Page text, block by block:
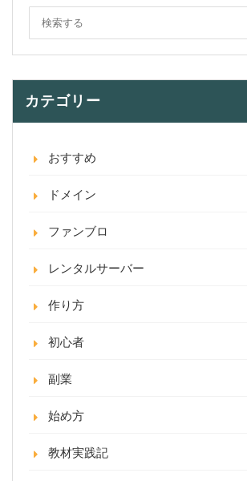
カテゴリー
おすすめ
ドメイン
ファンブロ
レンタルサーバー
作り方
初心者
副業
始め方
教材実践記